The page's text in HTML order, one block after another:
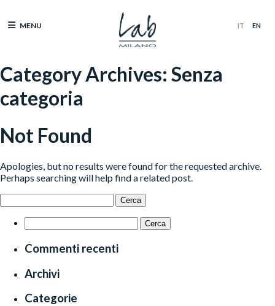
MENU
Category Archives: Senza
categoria
Not Found
Apologies, but no results were found for the requested archive.
Perhaps searching will help find a related post.
per:
per:
Commenti recenti
Archivi
Categorie